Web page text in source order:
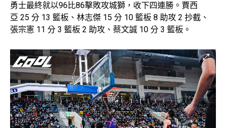
勇士最終就以96比86擊敗攻城獅， 收下四連勝。賈西
亞 25 分 13 籃板、 林志傑 15 分 10 籃板 8 助攻 2 抄截、
張宗憲 11 分 3 籃板 2 助攻、 蔡文誠 10 分 3 籃板。